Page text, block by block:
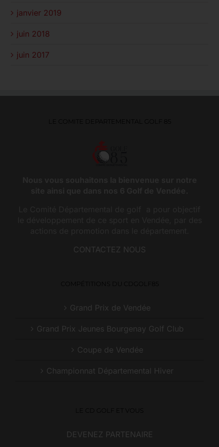
janvier 2019
juin 2018
juin 2017
CONTACTEZ NOUS
Grand Prix de Vendée
Grand Prix Jeunes Bourgenay Golf Club
Coupe de Vendée
Championnat Départemental Hiver
DEVENEZ PARTENAIRE